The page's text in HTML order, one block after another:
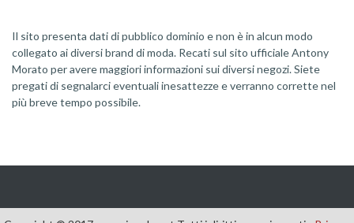
Il sito presenta dati di pubblico dominio e non è in alcun modo
collegato ai diversi brand di moda. Recati sul sito ufficiale Antony
Morato per avere maggiori informazioni sui diversi negozi. Siete
pregati di segnalarci eventuali inesattezze e verranno corrette nel
più breve tempo possibile.